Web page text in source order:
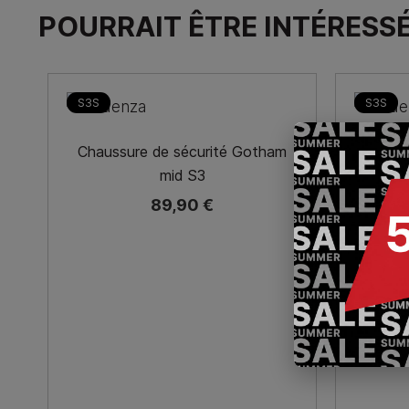
POURRAIT ÊTRE
S3S
Chaussure de sécurité Gotham
mid S3
89,90 €
S3S